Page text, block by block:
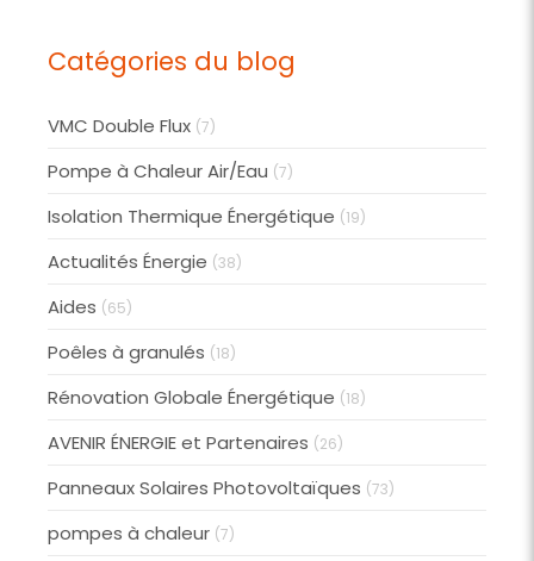
Catégories du blog
VMC Double Flux (7)
Pompe à Chaleur Air/Eau (7)
Isolation Thermique Énergétique (19)
Actualités Énergie (38)
Aides (65)
Poêles à granulés (18)
Rénovation Globale Énergétique (18)
AVENIR ÉNERGIE et Partenaires (26)
Panneaux Solaires Photovoltaïques (73)
pompes à chaleur (7)